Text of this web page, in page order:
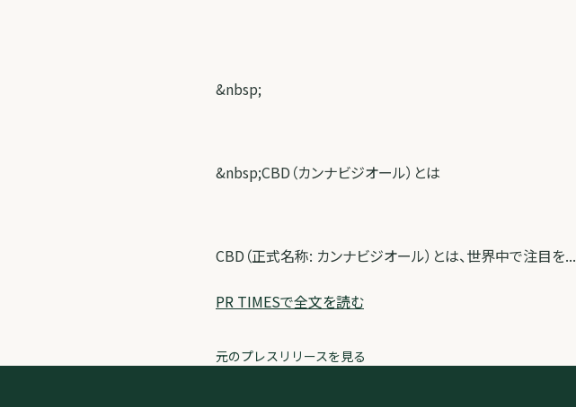
&nbsp;
&nbsp;CBD（カンナビジオール）とは
CBD（正式名称: カンナビジオール）とは、世界中で注目を...
PR TIMESで全文を読む
元のプレスリリースを見る